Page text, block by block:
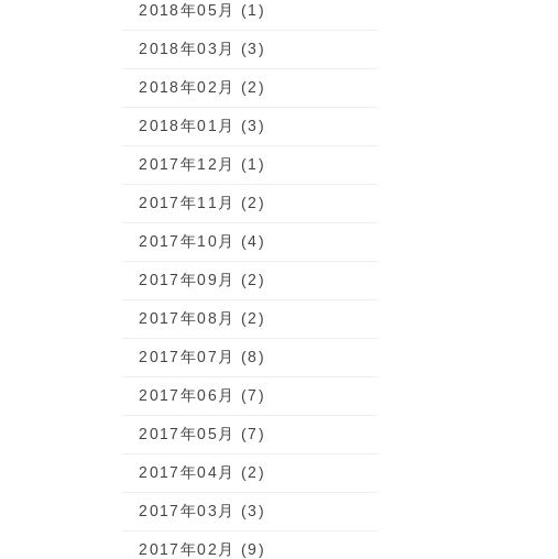
2018年05月 (1)
2018年03月 (3)
2018年02月 (2)
2018年01月 (3)
2017年12月 (1)
2017年11月 (2)
2017年10月 (4)
2017年09月 (2)
2017年08月 (2)
2017年07月 (8)
2017年06月 (7)
2017年05月 (7)
2017年04月 (2)
2017年03月 (3)
2017年02月 (9)